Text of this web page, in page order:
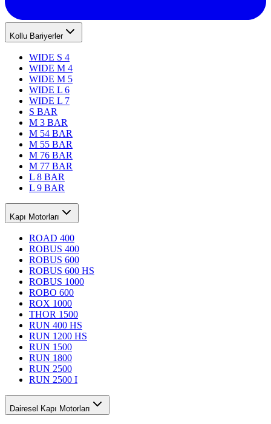
Kollu Bariyerler
WIDE S 4
WIDE M 4
WIDE M 5
WIDE L 6
WIDE L 7
S BAR
M 3 BAR
M 54 BAR
M 55 BAR
M 76 BAR
M 77 BAR
L 8 BAR
L 9 BAR
Kapı Motorları
ROAD 400
ROBUS 400
ROBUS 600
ROBUS 600 HS
ROBUS 1000
ROBO 600
ROX 1000
THOR 1500
RUN 400 HS
RUN 1200 HS
RUN 1500
RUN 1800
RUN 2500
RUN 2500 I
Dairesel Kapı Motorları